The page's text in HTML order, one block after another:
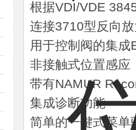
根据VDI/VDE
连接3710型反向
用于控制阀的集
非接触式位置感应
带有NAMUR
集成诊断功能
简单的一键式菜单